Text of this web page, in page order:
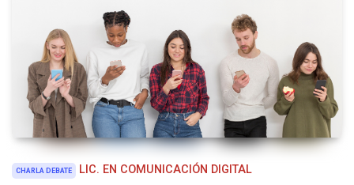
CHARLA DEBATE LIC. EN COMUNICACIÓN DIGITAL